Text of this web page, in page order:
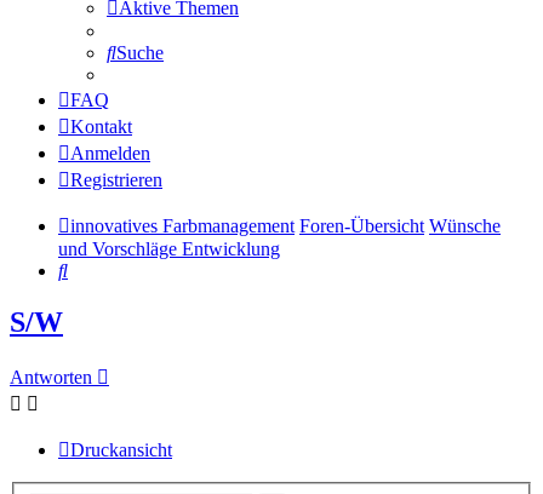
Aktive Themen
Suche
FAQ
Kontakt
Anmelden
Registrieren
innovatives Farbmanagement Foren-Übersicht Wünsche
und Vorschläge Entwicklung
Suche
S/W
Antworten
Druckansicht